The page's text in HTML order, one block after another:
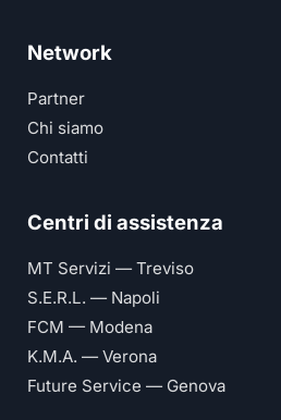
Network
Partner
Chi siamo
Contatti
Centri di assistenza
MT Servizi — Treviso
S.E.R.L. — Napoli
FCM — Modena
K.M.A. — Verona
Future Service — Genova